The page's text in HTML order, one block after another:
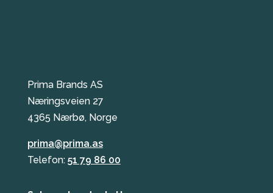
Prima Brands AS
Næringsveien 27
4365 Nærbø, Norge
prima@prima.as
Telefon: 51 79 86 00